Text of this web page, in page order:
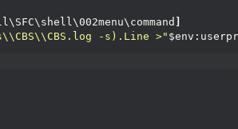
-s).Line >"